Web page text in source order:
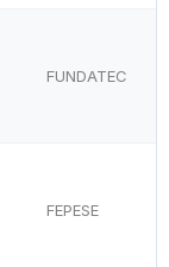
FUNDATEC
FEPESE